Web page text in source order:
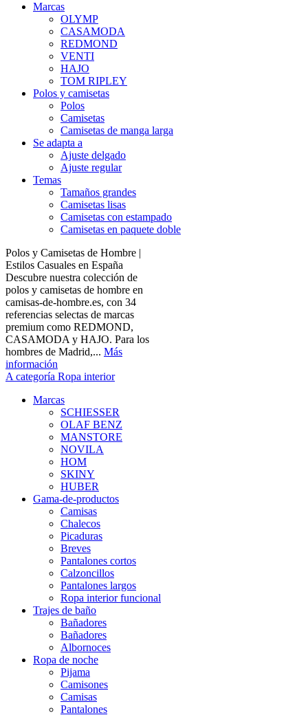
Marcas
OLYMP
CASAMODA
REDMOND
VENTI
HAJO
TOM RIPLEY
Polos y camisetas
Polos
Camisetas
Camisetas de manga larga
Se adapta a
Ajuste delgado
Ajuste regular
Temas
Tamaños grandes
Camisetas lisas
Camisetas con estampado
Camisetas en paquete doble
Polos y Camisetas de Hombre |
Estilos Casuales en España
Descubre nuestra colección de
polos y camisetas de hombre en
camisas-de-hombre.es, con 34
referencias selectas de marcas
premium como REDMOND,
CASAMODA y HAJO. Para los
hombres de Madrid,... Más
información
A categoría Ropa interior
Marcas
SCHIESSER
OLAF BENZ
MANSTORE
NOVILA
HOM
SKINY
HUBER
Gama-de-productos
Camisas
Chalecos
Picaduras
Breves
Pantalones cortos
Calzoncillos
Pantalones largos
Ropa interior funcional
Trajes de baño
Bañadores
Bañadores
Albornoces
Ropa de noche
Pijama
Camisones
Camisas
Pantalones